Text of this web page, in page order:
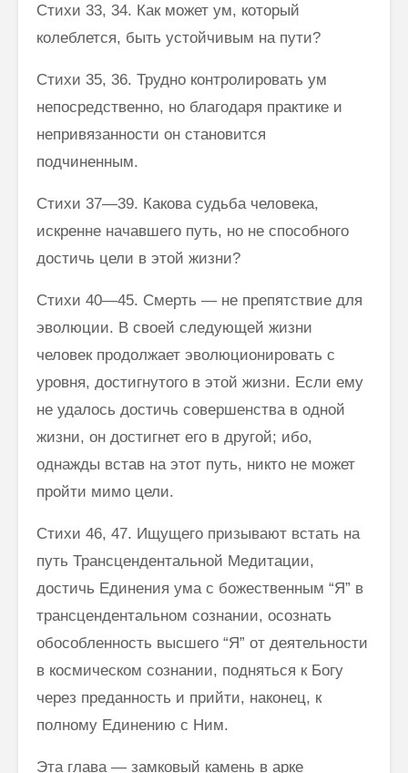
Стихи 33, 34. Как может ум, который
колеблется, быть устойчивым на пути?
Стихи 35, 36. Трудно контролировать ум
непосредственно, но бла­годаря практике и
непривязанности он становится
подчиненным.
Стихи 37—39. Какова судьба человека,
искренне начавшего путь, но не способного
достичь цели в этой жизни?
Стихи 40—45. Смерть — не препятствие для
эволюции. В своей сле­дующей жизни
человек продолжает эволюционировать с
уровня, достиг­нутого в этой жизни. Если ему
не удалось достичь совершенства в одной
жизни, он достигнет его в другой; ибо,
однажды встав на этот путь, никто не может
пройти мимо цели.
Стихи 46, 47. Ищущего призывают встать на
путь Трансцендентальной Медитации,
достичь Единения ума с божественным “Я” в
трансценден­тальном сознании, осознать
обособленность высшего “Я” от деятельности
в космическом сознании, подняться к Богу
через преданность и прийти, наконец, к
полному Единению с Ним.
Эта глава — замковый камень в арке